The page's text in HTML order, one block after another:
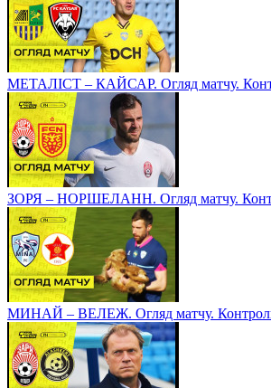
МЕТАЛІСТ – КАЙСАР. Огляд матчу.
ЗОРЯ – НОРШЕЛАНН. Огляд матчу.
МИНАЙ – ВЕЛЕЖ. Огляд матчу.